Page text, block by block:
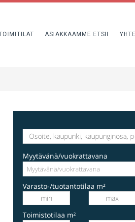
ASIAKKAAMME ETSII
Myytävänä/vuokrattavana
Varasto-/tuotantotilaa m²
Toimistotilaa m²
Hakkilankaari 1, Vantaa, Suomi, Hakkila